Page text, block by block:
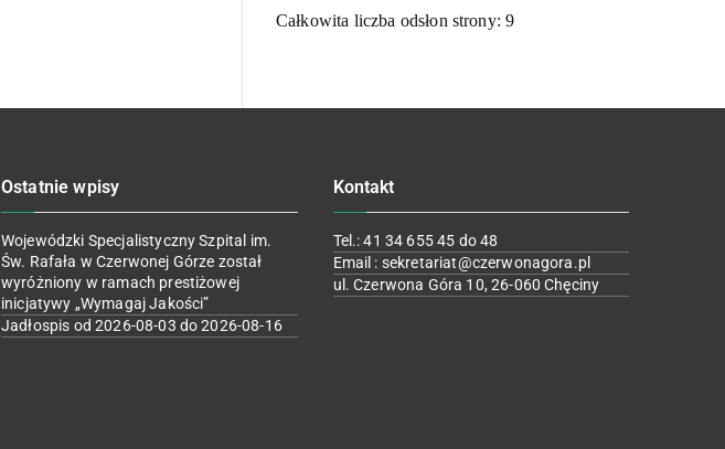
Całkowita liczba odsłon strony:9
Ostatnie wpisy
Wojewódzki Specjalistyczny Szpital im.
Św. Rafała w Czerwonej Górze został
wyróżniony w ramach prestiżowej
inicjatywy „Wymagaj Jakości”
Jadłospis od 2026-08-03 do 2026-08-16
Kontakt
Tel.: 41 34 655 45 do 48
Email : sekretariat@czerwonagora.pl
ul. Czerwona Góra 10, 26-060 Chęciny